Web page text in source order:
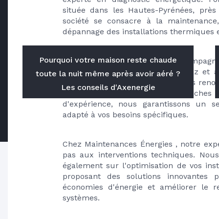
située dans les Hautes-Pyrénées,
société se consacre à la
dépannage des installations thermiques
Nous sommes fiers de vous
annuel de vos installations au gaz et
dans celles axées sur les énergies
notre équipe de professionnels, riches
d'expérience, nous garantissons un
adapté à vos besoins spécifiques.
Chez Maintenances Énergies , notre
pas aux interventions techniques.
également sur l'optimisation de vos
proposant des solutions innovantes
économies d'énergie et améliorer le
systèmes.
Pourquoi votre maison reste chaude
toute la nuit même après avoir aéré ?
Les conseils d'Axenergie
Dépannage, entretien 6/7